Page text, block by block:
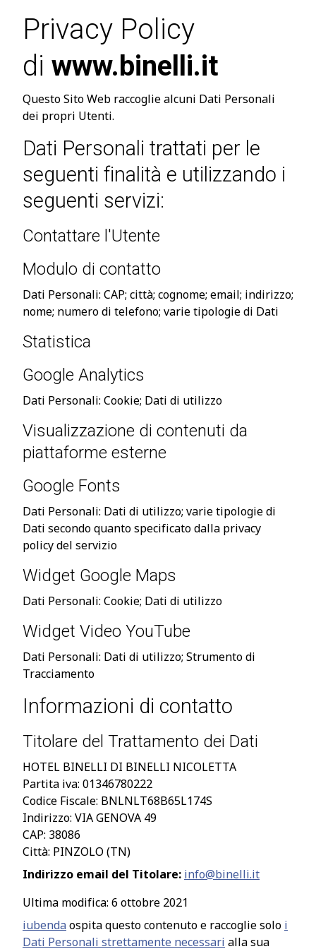
Privacy Policy
di www.binelli.it
Questo Sito Web raccoglie alcuni Dati Personali
dei propri Utenti.
Dati Personali trattati per le
seguenti finalità e utilizzando i
seguenti servizi:
Contattare l'Utente
Modulo di contatto
Dati Personali: CAP; città; cognome; email; indirizzo;
nome; numero di telefono; varie tipologie di Dati
Statistica
Google Analytics
Dati Personali: Cookie; Dati di utilizzo
Visualizzazione di contenuti da
piattaforme esterne
Google Fonts
Dati Personali: Dati di utilizzo; varie tipologie di
Dati secondo quanto specificato dalla privacy
policy del servizio
Widget Google Maps
Dati Personali: Cookie; Dati di utilizzo
Widget Video YouTube
Dati Personali: Dati di utilizzo; Strumento di
Tracciamento
Informazioni di contatto
Titolare del Trattamento dei Dati
HOTEL BINELLI DI BINELLI NICOLETTA
Partita iva: 01346780222
Codice Fiscale: BNLNLT68B65L174S
Indirizzo: VIA GENOVA 49
CAP: 38086
Città: PINZOLO (TN)
Indirizzo email del Titolare: info@binelli.it
Ultima modifica: 6 ottobre 2021
iubendaospita questo contenuto e raccoglie solo i
Dati Personali strettamente necessari alla sua